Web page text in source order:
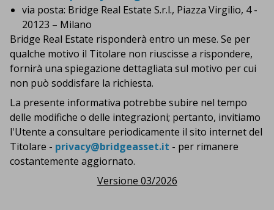
via posta: Bridge Real Estate S.r.l., Piazza Virgilio, 4 -
20123 – Milano
Bridge Real Estate risponderà entro un mese. Se per
qualche motivo il Titolare non riuscisse a rispondere,
fornirà una spiegazione dettagliata sul motivo per cui
non può soddisfare la richiesta.
La presente informativa potrebbe subire nel tempo
delle modifiche o delle integrazioni; pertanto, invitiamo
l'Utente a consultare periodicamente il sito internet del
Titolare - privacy@bridgeasset.it - per rimanere
costantemente aggiornato.
Versione 03/2026